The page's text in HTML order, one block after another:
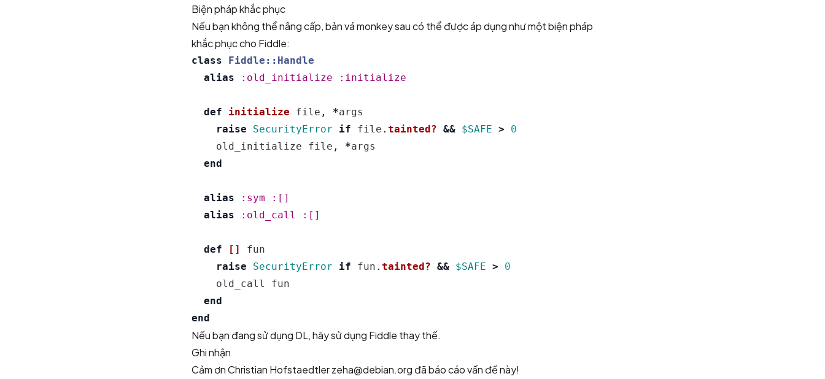
Biện pháp khắc phục
Nếu bạn không thể nâng cấp, bản vá monkey sau có thể được áp dụng như một biện pháp
khắc phục cho Fiddle:
class
Fiddle::Handle
alias
:old_initialize :initialize
def initialize file , *args
raise
SecurityError if file . tainted? && $SAFE >
0
old_initialize
file , *args
end
alias :sym
:[]
alias
:old_call :[]
def []
fun
raise
SecurityError if fun . tainted? && $SAFE >
0
old_call
fun
end
end
Nếu bạn đang sử dụng DL, hãy sử dụng Fiddle thay thế.
Ghi nhận
Cảm ơn Christian Hofstaedtlerzeha@debian.org đã báo cáo vấn đề này!